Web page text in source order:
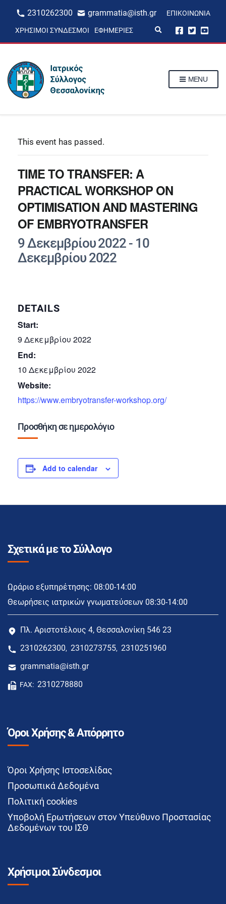
2310262300 grammatia@isth.gr ΕΠΙΚΟΙΝΩΝΊΑ
ΧΡΉΣΙΜΟΙ ΣΎΝΔΕΣΜΟΙ ΕΦΗΜΕΡΊΕΣ
p
MENU
This event has passed.
TIME TO TRANSFER: A
PRACTICAL WORKSHOP ON
OPTIMISATION AND MASTERING
OF EMBRYOTRANSFER
9 Δεκεμβρίου 2022 - 10
Δεκεμβρίου 2022
DETAILS
Start:
9 Δεκεμβρίου 2022
End:
10 Δεκεμβρίου 2022
Website:
https://www.embryotransfer-workshop.org/
Προσθήκη σε ημερολόγιο
Add to calendar
Σχετικά με το Σύλλογο
Ωράριο εξυπηρέτησης: 08:00-14:00
Θεωρήσεις ιατρικών γνωματεύσεων 08:30-14:00
Πλ. Αριστοτέλους 4, Θεσσαλονίκη 546 23
2310262300, 2310273755, 2310251960
grammatia@isth.gr
FAX: 2310278880
Όροι Χρήσης & Απόρρητο
Όροι Χρήσης Ιστοσελίδας
Προσωπικά Δεδομένα
Πολιτική cookies
Υποβολή Ερωτήσεων στον Υπεύθυνο Προστασίας
Δεδομένων του ΙΣΘ
Χρήσιμοι Σύνδεσμοι